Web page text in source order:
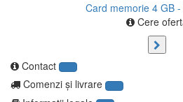
Card memorie 4 GB
Cere
Contact
Comenzi şi livrare